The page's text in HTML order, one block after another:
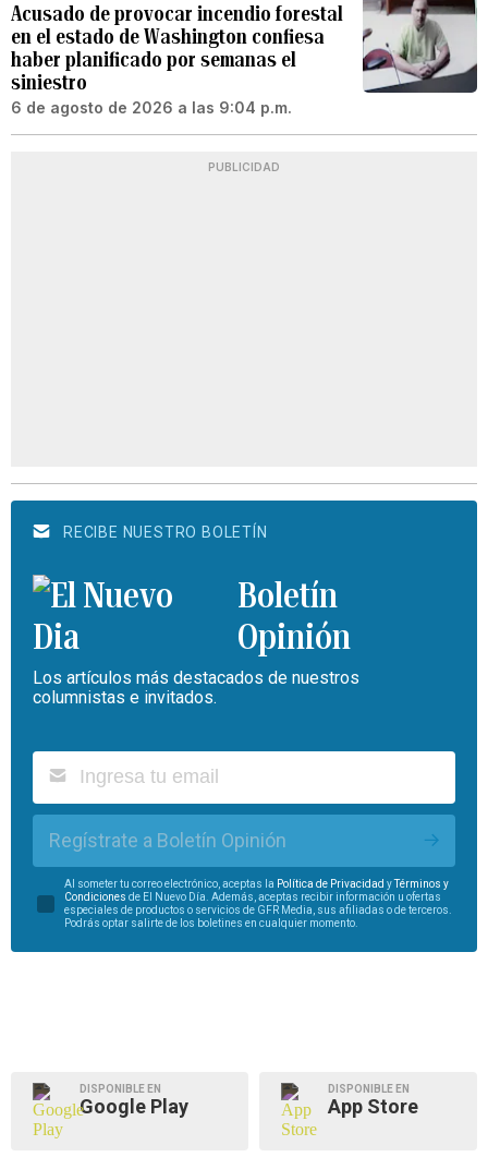
Acusado de provocar incendio forestal
en el estado de Washington confiesa
haber planificado por semanas el
siniestro
6 de agosto de 2026 a las 9:04 p.m.
PUBLICIDAD
RECIBE NUESTRO BOLETÍN
Boletín
Opinión
Los artículos más destacados de nuestros
columnistas e invitados.
Regístrate a Boletín Opinión
Al someter tu correo electrónico, aceptas la Política de Privacidad yTérminos y
Condiciones de El Nuevo Día. Además, aceptas recibir información u ofertas
especiales de productos o servicios de GFR Media, sus afiliadas o de terceros.
Podrás optar salirte de los boletines en cualquier momento.
DISPONIBLE EN
Google Play
DISPONIBLE EN
App Store